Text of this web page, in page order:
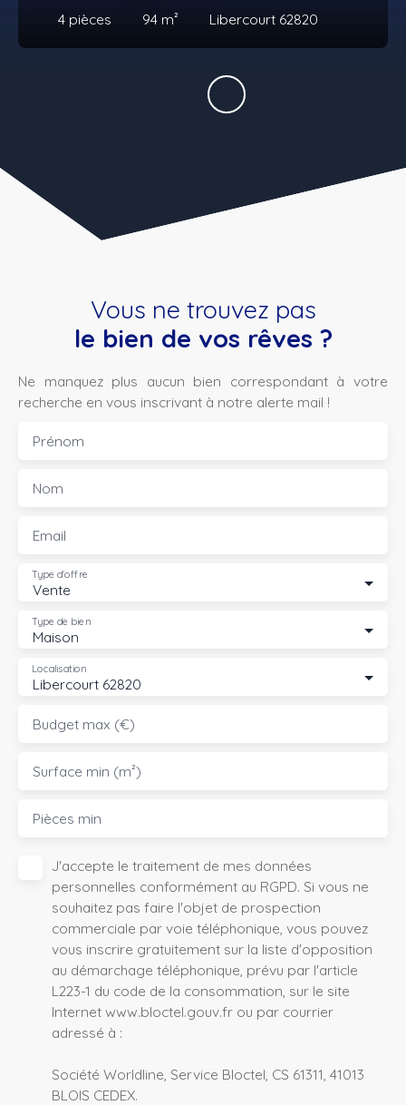
4 pièces 94 m² Libercourt 62820
Vous ne trouvez pas
le bien de vos rêves ?
Ne manquez plus aucun bien correspondant à votre
recherche en vous inscrivant à notre alerte mail !
Prénom
Nom
Email
Vente
Type d'offre
Maison
Type de bien
Libercourt 62820
Localisation
Budget max (€)
Surface min (m²)
Pièces min
J'accepte le traitement de mes données
personnelles conformément au RGPD. Si vous ne
souhaitez pas faire l'objet de prospection
commerciale par voie téléphonique, vous pouvez
vous inscrire gratuitement sur la liste d'opposition
au démarchage téléphonique, prévu par l'article
L223-1 du code de la consommation, sur le site
Internet www.bloctel.gouv.fr ou par courrier
adressé à :
Société Worldline, Service Bloctel, CS 61311, 41013
BLOIS CEDEX.